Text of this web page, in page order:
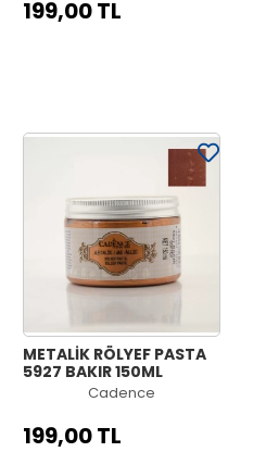
199,00 TL
METALİK RÖLYEF PASTA
5927 BAKIR 150ML
Cadence
199,00 TL